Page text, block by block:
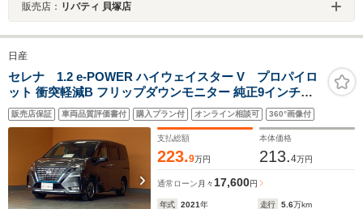
販売店： リバティ 貝塚店
日産
セレナ 1.2 e-POWER ハイウェイスター V プロパイロ
ット 衝突軽減B フリップダウンモニター 純正9インチナ
ビ アラウンドビューモニター 両側自動ドア アダプティブ
クルーズコントロール 電子パーキング LEDヘッドライト
スマートキー 純正アルミホイール
販売店保証 車両品質評価書付 購入プラン付 オンライン相談可 360°画像付
支払総額
223.9万円
本体価格
213.4万円
通常ローン 月々 17,600円
年式 2021年 走行 5.6万km